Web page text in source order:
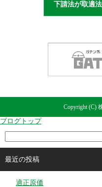
下請法が取適
Copyright (C)
ブログトップ
最近の投稿
適正原価